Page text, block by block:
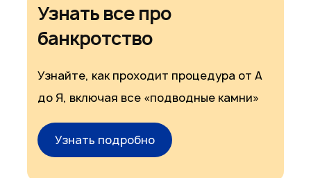
Узнать все про
банкротство
Узнайте, как проходит процедура от А
до Я, включая все «подводные камни»
Узнать подробно